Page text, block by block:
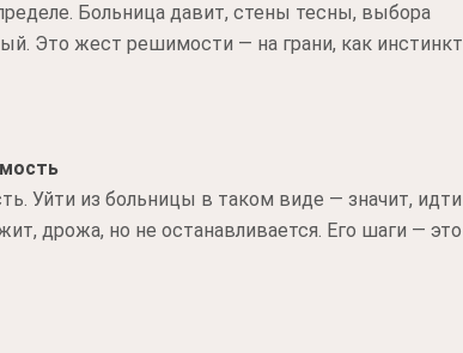
Больница давит, стены тесны, выбора
Это жест решимости — на грани, как инстинкт
Уйти из больницы в таком виде — значит, идти
дрожа, но не останавливается. Его шаги — это